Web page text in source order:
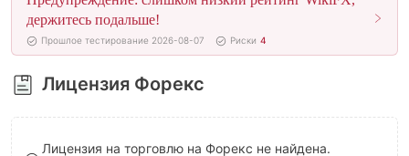
6
7
8
9
7
8
9
держитесь подальше!
Прошлое тестирование 2026-08-07 Риски 4
Лицензия Форекс
Лицензия на торговлю на Форекс не найдена.